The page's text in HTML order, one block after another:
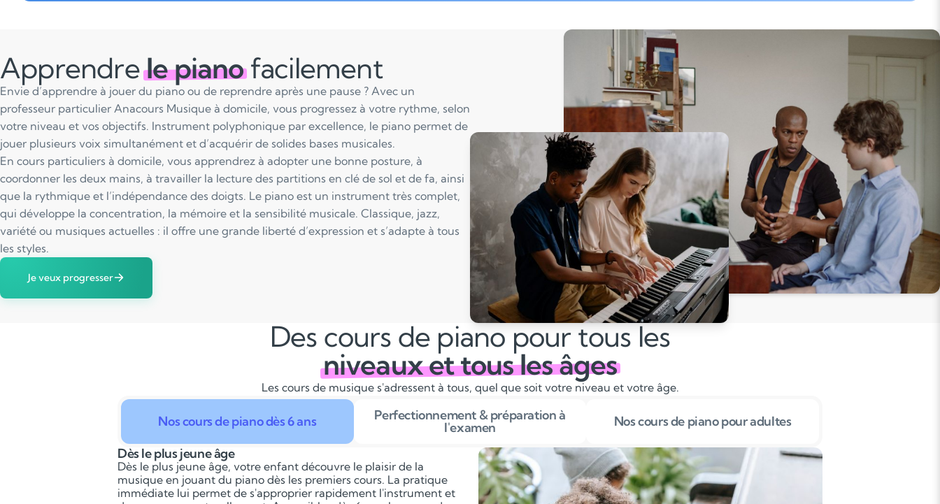
Apprendrele pianofacilement
Envie d’apprendre à jouer du piano ou de reprendre après une pause ? Avec un
professeur particulier Anacours Musique à domicile, vous progressez à votre rythme, selon
votre niveau et vos objectifs. Instrument polyphonique par excellence, le piano permet de
jouer plusieurs voix simultanément et d’acquérir de solides bases musicales.
En cours particuliers à domicile, vous apprendrez à adopter une bonne posture, à
coordonner les deux mains, à travailler la lecture des partitions en clé de sol et de fa, ainsi
que la rythmique et l’indépendance des doigts. Le piano est un instrument très complet,
qui développe la concentration, la mémoire et la sensibilité musicale. Classique, jazz,
variété ou musiques actuelles : il offre une grande liberté d’expression et s’adapte à tous
les styles.
Je veux progresser
Des cours de piano pour tous les
niveaux et tous les âges
Les cours de musique s'adressent à tous, quel que soit votre niveau et votre âge.
Nos cours de piano dès 6 ans Perfectionnement & préparation à
l'examen
Nos cours de piano pour adultes
Dès le plus jeune âge
Dès le plus jeune âge, votre enfant découvre le plaisir de la
musique en jouant du piano dès les premiers cours. La pratique
immédiate lui permet de s'approprier rapidement l'instrument et